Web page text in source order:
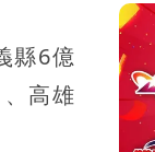
縣6億
高雄